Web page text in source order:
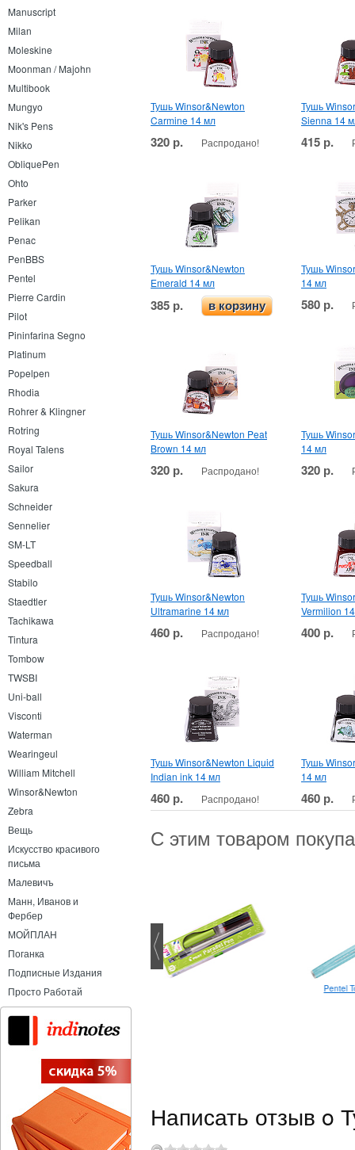
Manuscript
Milan
Moleskine
Moonman / Majohn
Multibook
Mungyo
Nik's Pens
Nikko
ObliquePen
Ohto
Parker
Pelikan
Penac
PenBBS
Pentel
Pierre Cardin
Pilot
Pininfarina Segno
Platinum
Popelpen
Rhodia
Rohrer & Klingner
Rotring
Royal Talens
Sailor
Sakura
Schneider
Sennelier
SM-LT
Speedball
Stabilo
Staedtler
Tachikawa
Tintura
Tombow
TWSBI
Uni-ball
Visconti
Waterman
Wearingeul
William Mitchell
Winsor&Newton
Zebra
Вещь
Искусство красивого
письма
Малевичъ
Манн, Иванов и
Фербер
МОЙПЛАН
Поганка
Подписные Издания
Просто Работай
Тушь Winsor&Newton
Carmine 14 мл
320 р. Распродано!
Тушь
Sienna 14
415 р.
Тушь Winsor&Newton
Emerald 14 мл
385 р. в корзину
Тушь
14 мл
580 р.
Тушь Winsor&Newton Peat
Brown 14 мл
320 р. Распродано!
Тушь
14 мл
320 р.
Тушь Winsor&Newton
Ultramarine 14 мл
460 р. Распродано!
Тушь
Vermilion
400 р.
Тушь Winsor&Newton Liquid
Indian ink 14 мл
460 р. Распродано!
Тушь
14 мл
460 р.
С этим товаром
Moonman N10 Green Pentel
Написать отзыв o